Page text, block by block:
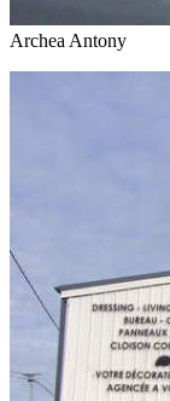
Archea Antony